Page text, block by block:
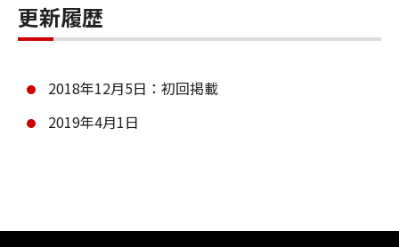
更新履歴
2018年12月5日：初回掲載
2019年4月1日